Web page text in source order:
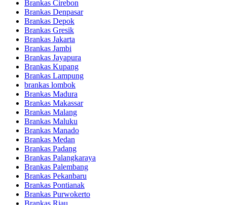
Brankas Cirebon
Brankas Denpasar
Brankas Depok
Brankas Gresik
Brankas Jakarta
Brankas Jambi
Brankas Jayapura
Brankas Kupang
Brankas Lampung
brankas lombok
Brankas Madura
Brankas Makassar
Brankas Malang
Brankas Maluku
Brankas Manado
Brankas Medan
Brankas Padang
Brankas Palangkaraya
Brankas Palembang
Brankas Pekanbaru
Brankas Pontianak
Brankas Purwokerto
Brankas Riau